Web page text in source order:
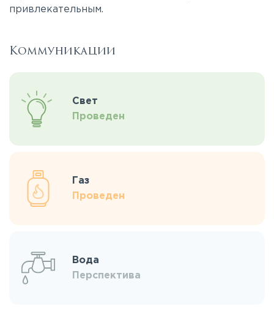
привлекательным.
Коммуникации
Свет
Проведен
Газ
Проведен
Вода
Перспектива